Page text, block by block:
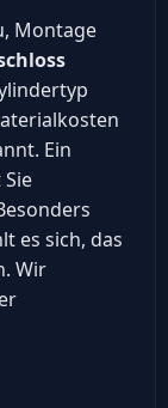
Montage
Ein
es sich, das
Wir